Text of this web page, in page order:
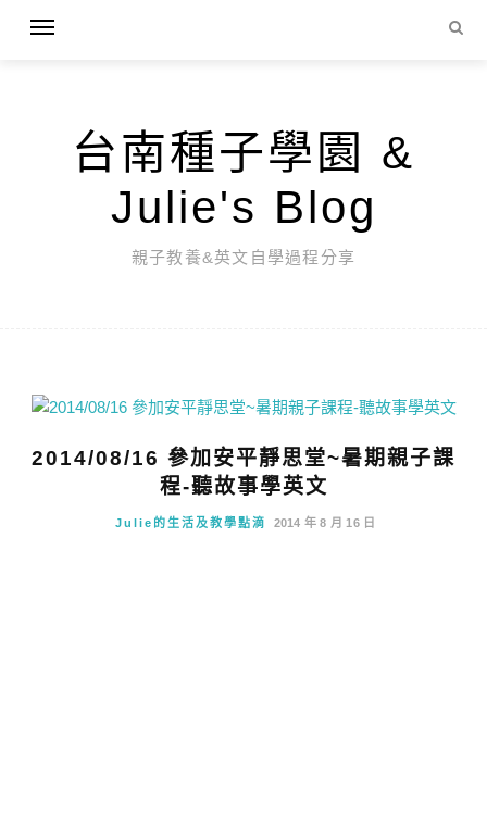
台南種子學園 &
Julie's Blog
親子教養&英文自學過程分享
2014/08/16 參加安平靜思堂~暑期親子課
程-聽故事學英文
Julie的生活及教學點滴 2014 年 8 月 16 日